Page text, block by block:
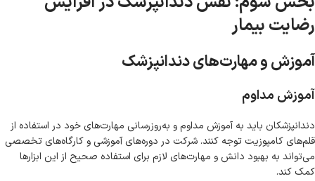
رضایت بیمار
آموزش و مهارت‌های دندانپزشک
آموزش مداوم
دندانپزشکان باید به آموزش مداوم و به‌روزرسانی مهارت‌های خود در استفاده از
قلم‌های کامپوزیت توجه کنند. شرکت در دوره‌های آموزشی و کارگاه‌های تخصصی
می‌تواند به بهبود دانش و مهارت‌های لازم برای استفاده صحیح از این ابزارها
کمک کند.